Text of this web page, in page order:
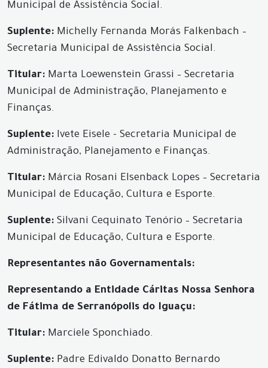
Municipal de Assistência Social.
Suplente: Michelly Fernanda Morás Falkenbach –
Secretaria Municipal de Assistência Social.
Titular: Marta Loewenstein Grassi – Secretaria
Municipal de Administração, Planejamento e
Finanças.
Suplente: Ivete Eisele - Secretaria Municipal de
Administração, Planejamento e Finanças.
Titular: Márcia Rosani Elsenback Lopes – Secretaria
Municipal de Educação, Cultura e Esporte.
Suplente: Silvani Cequinato Tenório – Secretaria
Municipal de Educação, Cultura e Esporte.
Representantes não Governamentais:
Representando a Entidade Cáritas Nossa Senhora
de Fátima de Serranópolis do Iguaçu:
Titular: Marciele Sponchiado.
Suplente: Padre Edivaldo Donatto Bernardo